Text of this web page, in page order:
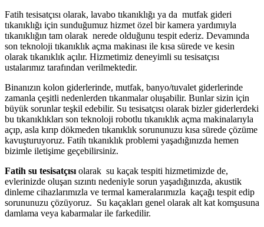
Fatih tesisatçısı olarak, lavabo tıkanıklığı ya da mutfak gideri
tıkanıklığı için sunduğumuz hizmet özel bir kamera yardımıyla
tıkanıklığın tam olarak nerede olduğunu tespit ederiz. Devamında
son teknoloji tıkanıklık açma makinası ile kısa sürede ve kesin
olarak tıkanıklık açılır. Hizmetimiz deneyimli su tesisatçısı
ustalarımız tarafından verilmektedir.
Binanızın kolon giderlerinde, mutfak, banyo/tuvalet giderlerinde
zamanla çeşitli nedenlerden tıkanmalar oluşabilir. Bunlar sizin için
büyük sorunlar teşkil edebilir. Su tesisatçısı olarak bizler giderlerdeki
bu tıkanıklıkları son teknoloji robotlu tıkanıklık açma makinalarıyla
açıp, asla kırıp dökmeden tıkanıklık sorununuzu kısa sürede çözüme
kavuşturuyoruz. Fatih tıkanıklık problemi yaşadığınızda hemen
bizimle iletişime geçebilirsiniz.
Fatih su tesisatçısı olarak su kaçak tespiti hizmetimizde de,
evlerinizde oluşan sızıntı nedeniyle sorun yaşadığınızda, akustik
dinleme cihazlarımızla ve termal kameralarımızla kaçağı tespit edip
sorununuzu çözüyoruz. Su kaçakları genel olarak alt kat komşusuna
damlama veya kabarmalar ile farkedilir.